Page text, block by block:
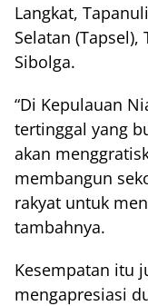
Langkat,
Selatan
Sibolga.
“Di Kepulauan
tertinggal yang
akan
membangun
rakyat untuk
tambahnya.
Kesempatan itu
mengapresiasi